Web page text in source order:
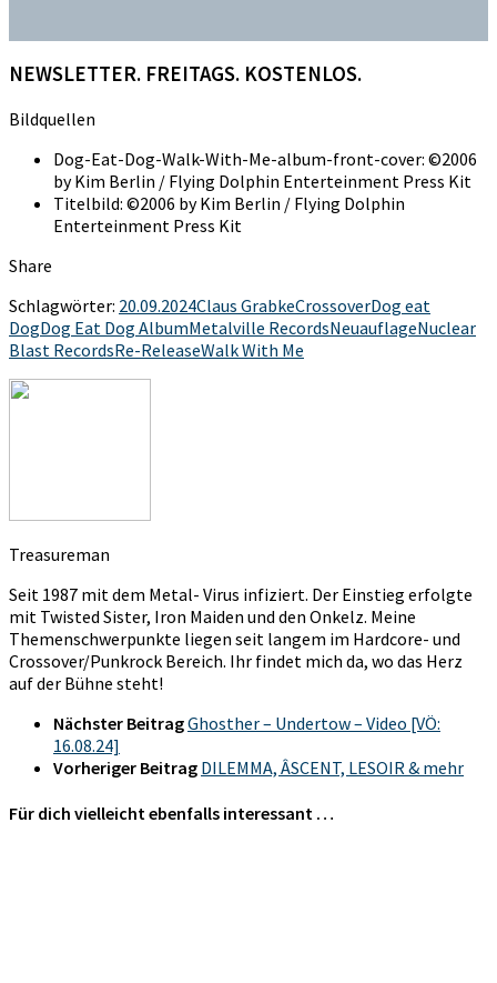
NEWSLETTER. FREITAGS. KOSTENLOS.
Bildquellen
Dog-Eat-Dog-Walk-With-Me-album-front-cover: ©2006
by Kim Berlin / Flying Dolphin Enterteinment Press Kit
Titelbild: ©2006 by Kim Berlin / Flying Dolphin
Enterteinment Press Kit
Share
Schlagwörter: 20.09.2024Claus GrabkeCrossoverDog eat
DogDog Eat Dog AlbumMetalville RecordsNeuauflageNuclear
Blast RecordsRe-ReleaseWalk With Me
Treasureman
Seit 1987 mit dem Metal- Virus infiziert. Der Einstieg erfolgte
mit Twisted Sister, Iron Maiden und den Onkelz. Meine
Themenschwerpunkte liegen seit langem im Hardcore- und
Crossover/Punkrock Bereich. Ihr findet mich da, wo das Herz
auf der Bühne steht!
Nächster BeitragGhosther – Undertow – Video [VÖ:
16.08.24]
Vorheriger Beitrag DILEMMA, ÂSCENT, LESOIR & mehr
Für dich vielleicht ebenfalls interessant …